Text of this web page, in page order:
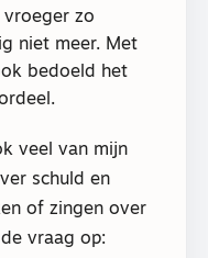
zo
niet meer. Met
bedoeld het
veel van mijn
schuld en
of zingen over
vraag op: